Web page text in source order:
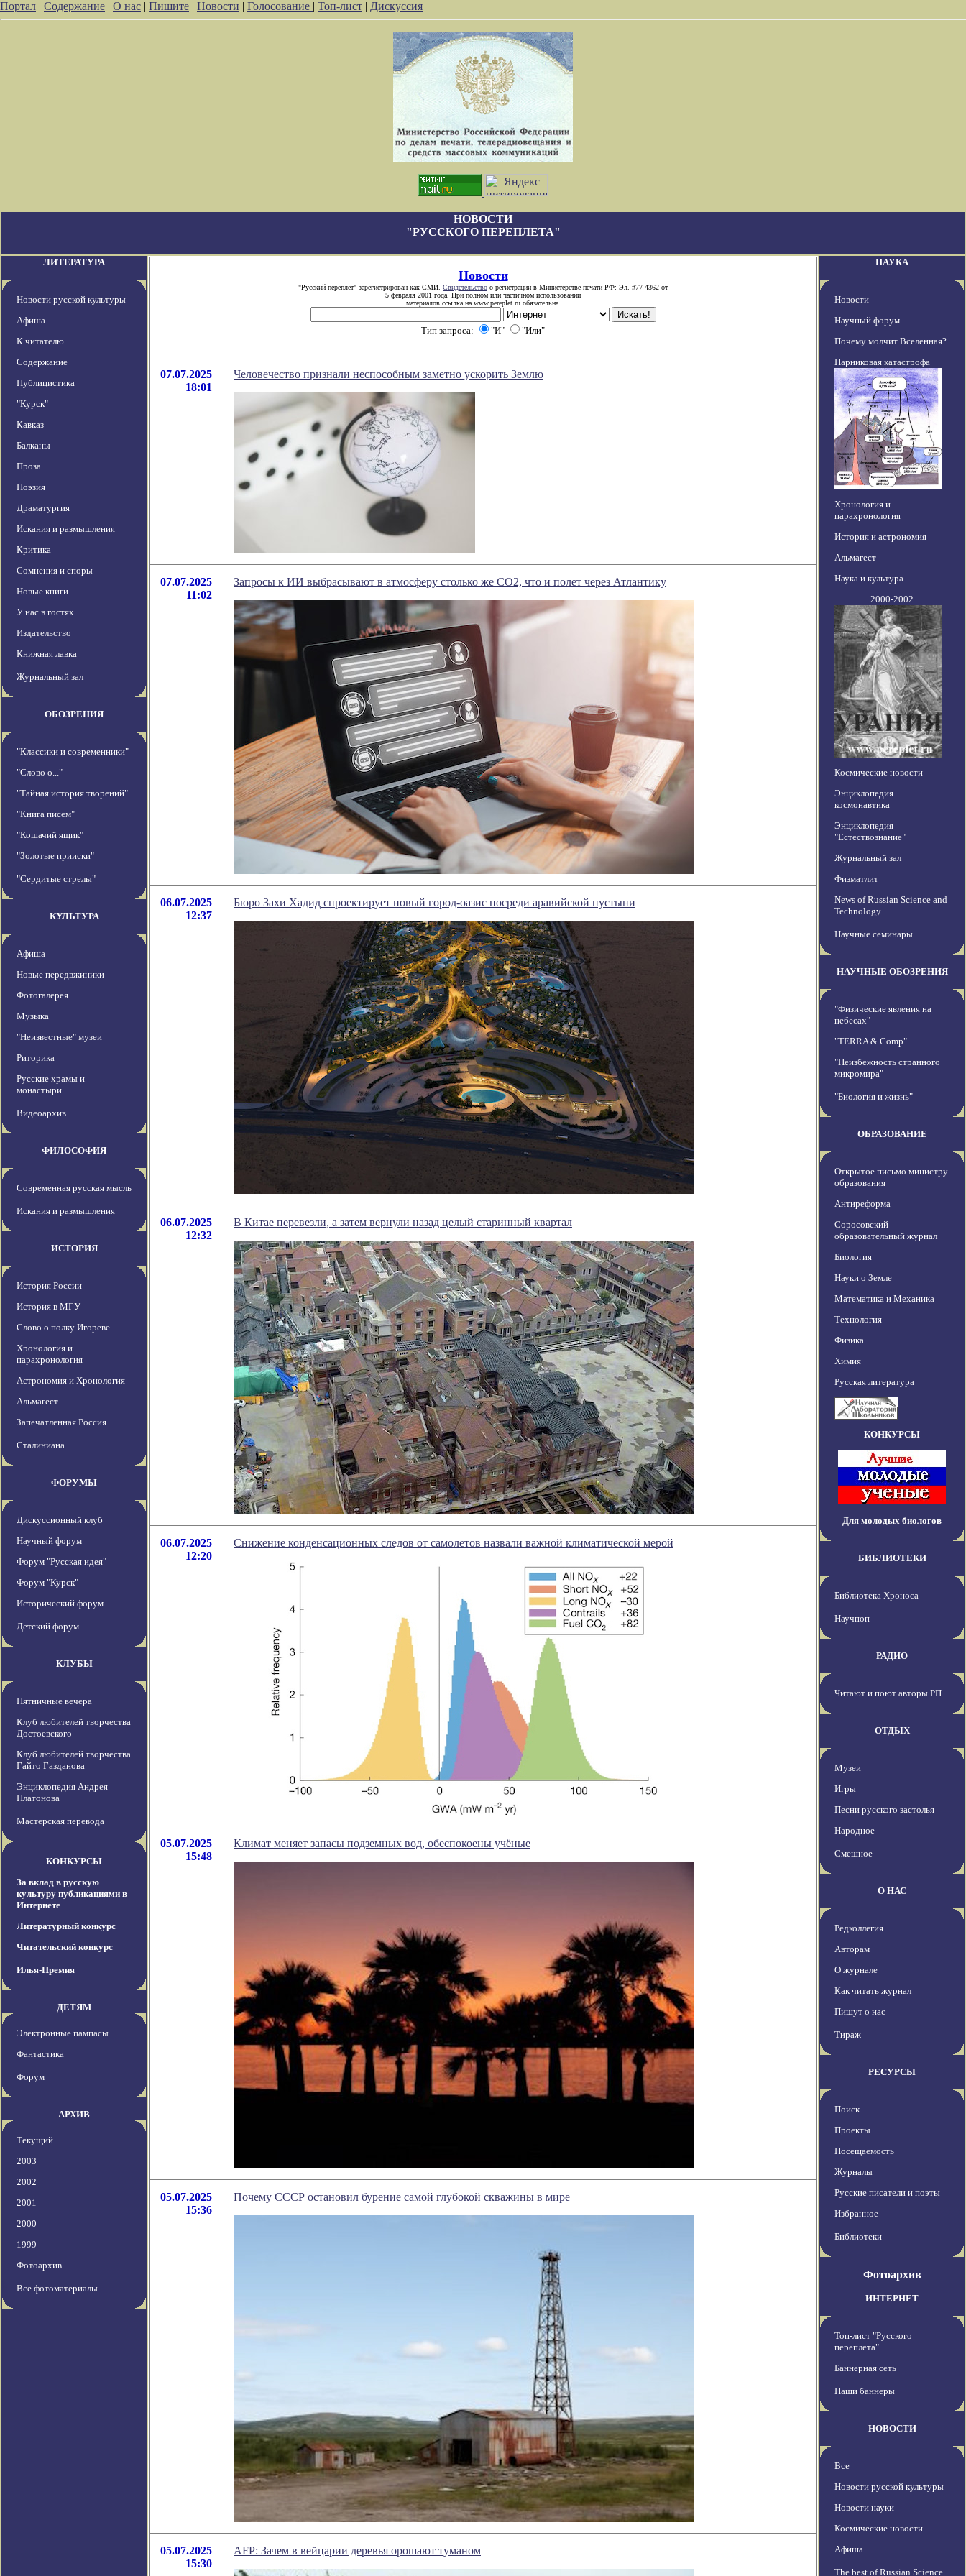
Портал | Содержание | О нас | Пишите | Новости | Голосование | Топ-лист | Дискуссия
НОВОСТИ
"РУССКОГО ПЕРЕПЛЕТА"
ЛИТЕРАТУРА
Новости русской культуры
Афиша
К читателю
Содержание
Публицистика
"Курск"
Кавказ
Балканы
Проза
Поэзия
Драматургия
Искания и размышления
Критика
Сомнения и споры
Новые книги
У нас в гостях
Издательство
Книжная лавка
Журнальный зал
ОБОЗРЕНИЯ
"Классики и современники"
"Слово о..."
"Тайная история творений"
"Книга писем"
"Кошачий ящик"
"Золотые прииски"
"Сердитые стрелы"
КУЛЬТУРА
Афиша
Новые передвжиники
Фотогалерея
Музыка
"Неизвестные" музеи
Риторика
Русские храмы и
монастыри
Видеоархив
ФИЛОСОФИЯ
Современная русская мысль
Искания и размышления
ИСТОРИЯ
История России
История в МГУ
Слово о полку Игореве
Хронология и
парахронология
Астрономия и Хронология
Альмагест
Запечатленная Россия
Сталиниана
ФОРУМЫ
Дискуссионный клуб
Научный форум
Форум "Русская идея"
Форум "Курск"
Исторический форум
Детский форум
КЛУБЫ
Пятничные вечера
Клуб любителей творчества
Достоевского
Клуб любителей творчества
Гайто Газданова
Энциклопедия Андрея
Платонова
Мастерская перевода
КОНКУРСЫ
За вклад в русскую
культуру публикациями в
Интернете
Литературный конкурс
Читательский конкурс
Илья-Премия
ДЕТЯМ
Электронные пампасы
Фантастика
Форум
АРХИВ
Текущий
2003
2002
2001
2000
1999
Фотоархив
Все фотоматериалы
Новости
"Русский переплет" зарегистрирован как СМИ. Свидетельство о регистрации в Министерстве печати РФ: Эл. #77-4362 от
5 февраля 2001 года. При полном или частичном использовании
материалов ссылка на www.pereplet.ru обязательна.
Тип запроса: "И" "Или"
07.07.2025
18:01
Человечество признали неспособным заметно ускорить Землю
07.07.2025
11:02
Запросы к ИИ выбрасывают в атмосферу столько же CO2, что и полет через Атлантику
06.07.2025
12:37
Бюро Захи Хадид спроектирует новый город-оазис посреди аравийской пустыни
06.07.2025
12:32
В Китае перевезли, а затем вернули назад целый старинный квартал
06.07.2025
12:20
Снижение конденсационных следов от самолетов назвали важной климатической мерой
05.07.2025
15:48
Климат меняет запасы подземных вод, обеспокоены учёные
05.07.2025
15:36
Почему СССР остановил бурение самой глубокой скважины в мире
05.07.2025
15:30
AFP: Зачем в вейцарии деревья орошают туманом
НАУКА
Новости
Научный форум
Почему молчит Вселенная?
Парниковая катастрофа
Хронология и
парахронология
История и астрономия
Альмагест
Наука и культура
2000-2002
Космические новости
Энциклопедия
космонавтика
Энциклопедия
"Естествознание"
Журнальный зал
Физматлит
News of Russian Science and
Technology
Научные семинары
НАУЧНЫЕ ОБОЗРЕНИЯ
"Физические явления на
небесах"
"TERRA & Comp"
"Неизбежность странного
микромира"
"Биология и жизнь"
ОБРАЗОВАНИЕ
Открытое письмо министру
образования
Антиреформа
Соросовский
образовательный журнал
Биология
Науки о Земле
Математика и Механика
Технология
Физика
Химия
Русская литература
КОНКУРСЫ
Для молодых биологов
БИБЛИОТЕКИ
Библиотека Хроноса
Научпоп
РАДИО
Читают и поют авторы РП
ОТДЫХ
Музеи
Игры
Песни русского застолья
Народное
Смешное
О НАС
Редколлегия
Авторам
О журнале
Как читать журнал
Пишут о нас
Тираж
РЕСУРСЫ
Поиск
Проекты
Посещаемость
Журналы
Русские писатели и поэты
Избранное
Библиотеки
Фотоархив
ИНТЕРНЕТ
Топ-лист "Русского
переплета"
Баннерная сеть
Наши баннеры
НОВОСТИ
Все
Новости русской культуры
Новости науки
Космические новости
Афиша
The best of Russian Science